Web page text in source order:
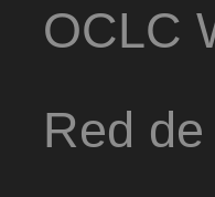
OCLC
Red